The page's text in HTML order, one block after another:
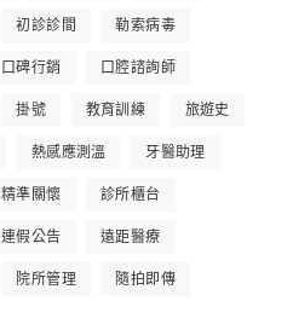
初診診間 勒索病毒
口碑行銷 口腔諮詢師
掛號 教育訓練 旅遊史
熱感應測溫 牙醫助理
精準關懷 診所櫃台
連假公告 遠距醫療
院所管理 隨拍即傳